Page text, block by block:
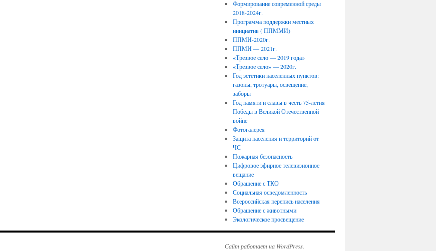
Формирование современной среды
2018-2024г.
Программа поддержки местных
инициатив ( ППММИ)
ППМИ-2020г.
ППМИ — 2021г.
«Трезвое село — 2019 года»
«Трезвое село» — 2020г.
Год эстетики населенных пунктов:
газоны, тротуары, освещение,
заборы
Год памяти и славы в честь 75-летия
Победы в Великой Отечественной
войне
Фотогалерея
Защита населения и территорий от
ЧС
Пожарная безопасность
Цифровое эфирное телевизионное
вещание
Обращение с ТКО
Социальная осведомленность
Всероссийская перепись населения
Обращение с животными
Экологическое просвещение
Сайт работает на WordPress.